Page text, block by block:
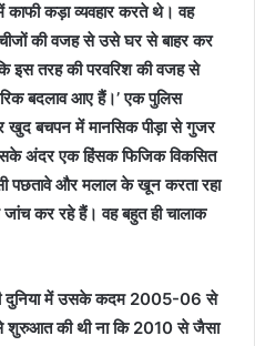
काफी कड़ा व्यवहार करते थे। वह
की वजह से उसे घर से बाहर कर
इस तरह की परवरिश की वजह से
बदलाव आए हैं।’ एक पुलिस
खुद बचपन में मानसिक पीड़ा से गुजर
अंदर एक हिंसक फिजिक विकसित
पछतावे और मलाल के खून करता रहा
कर रहे हैं। वह बहुत ही चालाक
दुनिया में उसके कदम 2005-06 से
शुरुआत की थी ना कि 2010 से जैसा